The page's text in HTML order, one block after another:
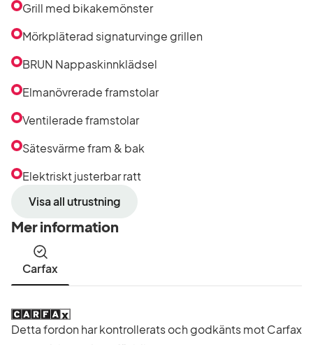
Grill med bikakemönster
Mörkpläterad signaturvinge grillen
BRUN Nappaskinnklädsel
Elmanövrerade framstolar
Ventilerade framstolar
Sätesvärme fram & bak
Elektriskt justerbar ratt
Visa all utrustning
Mer information
Carfax
Detta fordon har kontrollerats och godkänts mot Carfax